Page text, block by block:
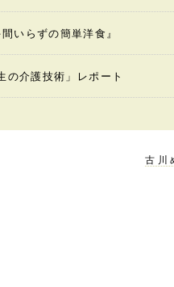
いらずの簡単洋食』
の介護技術」レポート
古川